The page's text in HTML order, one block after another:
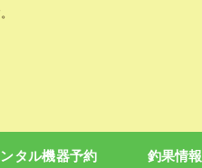
タル機器予約 釣果情報